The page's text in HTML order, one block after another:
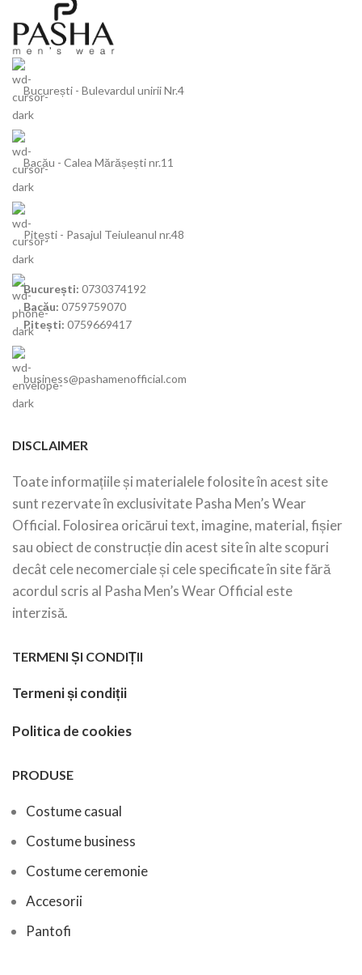
București - Bulevardul unirii Nr.4
Bacău - Calea Mărășești nr.11
Pitești - Pasajul Teiuleanul nr.48
București: 0730374192
Bacău: 0759759070
Pitești: 0759669417
business@pashamenofficial.com
DISCLAIMER
Toate informațiile și materialele folosite în acest site
sunt rezervate în exclusivitate Pasha Men’s Wear
Official. Folosirea oricărui text, imagine, material, fișier
sau obiect de construcție din acest site în alte scopuri
decât cele necomerciale și cele specificate în site fără
acordul scris al Pasha Men’s Wear Official este
interzisă.
TERMENI ȘI CONDIȚII
Termeni și condiții
Politica de cookies
PRODUSE
Costume casual
Costume business
Costume ceremonie
Accesorii
Pantofi